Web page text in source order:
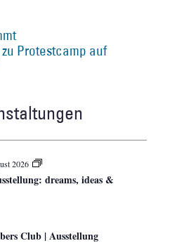
Protestcamp auf
2026
dreams, ideas &
Club | Ausstellung